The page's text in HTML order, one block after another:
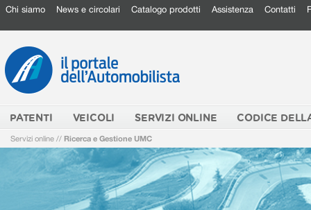
Chi siamo News e circolari Catalogo prodotti Assistenza Contatti
PATENTI VEICOLI SERVIZI ONLINE CODICE
Servizi online // Ricerca e Gestione UMC